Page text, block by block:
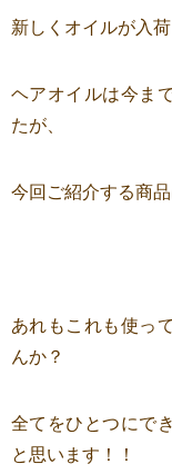
新しくオイルが入
ヘアオイルは今ま
たが、
今回ご紹介する商
あれもこれも使っ
んか？
全てをひとつにで
と思います！！